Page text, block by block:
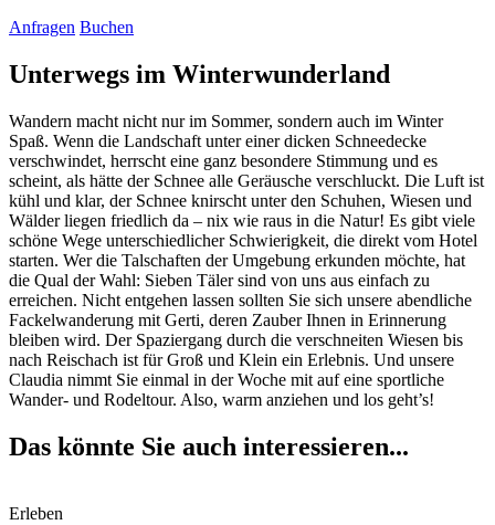
Anfragen Buchen
Unterwegs im Winterwunderland
Wandern macht nicht nur im Sommer, sondern auch im Winter
Spaß. Wenn die Landschaft unter einer dicken Schneedecke
verschwindet, herrscht eine ganz besondere Stimmung und es
scheint, als hätte der Schnee alle Geräusche verschluckt. Die Luft ist
kühl und klar, der Schnee knirscht unter den Schuhen, Wiesen und
Wälder liegen friedlich da – nix wie raus in die Natur! Es gibt viele
schöne Wege unterschiedlicher Schwierigkeit, die direkt vom Hotel
starten. Wer die Talschaften der Umgebung erkunden möchte, hat
die Qual der Wahl: Sieben Täler sind von uns aus einfach zu
erreichen. Nicht entgehen lassen sollten Sie sich unsere abendliche
Fackelwanderung mit Gerti, deren Zauber Ihnen in Erinnerung
bleiben wird. Der Spaziergang durch die verschneiten Wiesen bis
nach Reischach ist für Groß und Klein ein Erlebnis. Und unsere
Claudia nimmt Sie einmal in der Woche mit auf eine sportliche
Wander- und Rodeltour. Also, warm anziehen und los geht’s!
Das könnte Sie auch interessieren...
Erleben